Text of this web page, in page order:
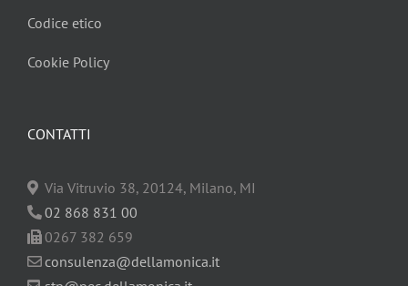
CONTATTI
Via Vitruvio 38, 20124, Milano, MI
02 868 831 00
0267 382 659
consulenza@dellamonica.it
Codice etico
Cookie Policy